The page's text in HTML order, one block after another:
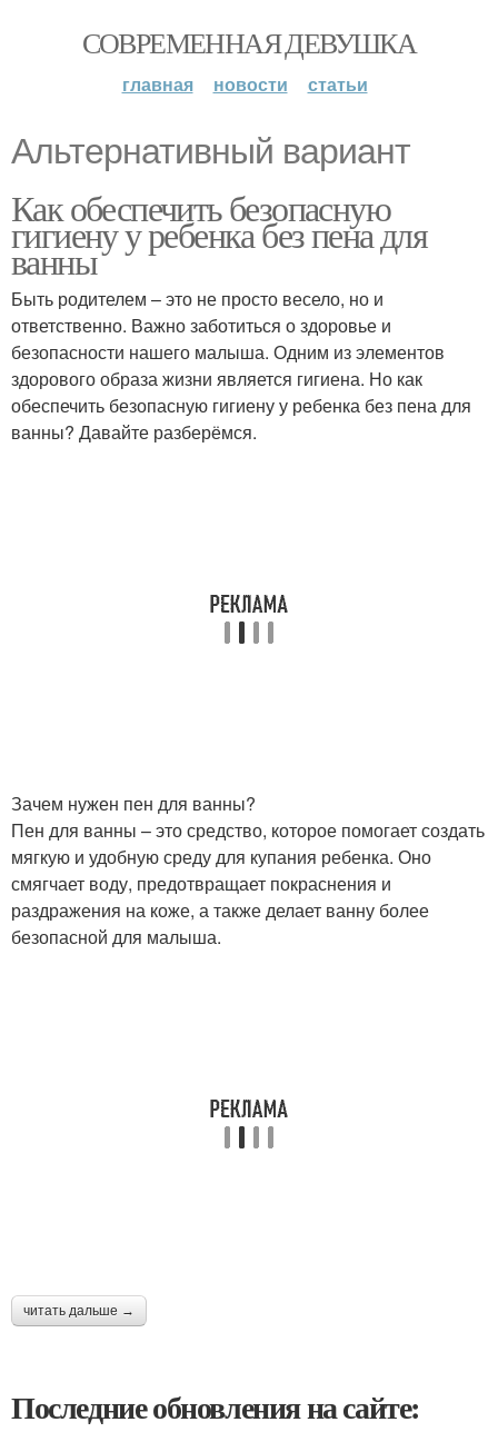
СОВРЕМЕННАЯ ДЕВУШКА
главная новости статьи
Альтернативный вариант
Как обеспечить безопасную
гигиену у ребенка без пена для
ванны
Быть родителем – это не просто весело, но и
ответственно. Важно заботиться о здоровье и
безопасности нашего малыша. Одним из элементов
здорового образа жизни является гигиена. Но как
обеспечить безопасную гигиену у ребенка без пена для
ванны? Давайте разберёмся.
Зачем нужен пен для ванны?
Пен для ванны – это средство, которое помогает создать
мягкую и удобную среду для купания ребенка. Оно
смягчает воду, предотвращает покраснения и
раздражения на коже, а также делает ванну более
безопасной для малыша.
читать дальше →
Последние обновления на сайте: